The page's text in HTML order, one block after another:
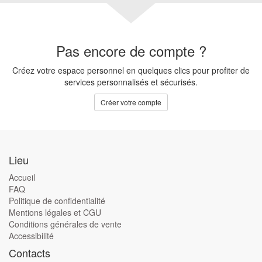
Pas encore de compte ?
Créez votre espace personnel en quelques clics pour profiter de
services personnalisés et sécurisés.
Créer votre compte
Lieu
Accueil
FAQ
Politique de confidentialité
Mentions légales et CGU
Conditions générales de vente
Accessibilité
Contacts